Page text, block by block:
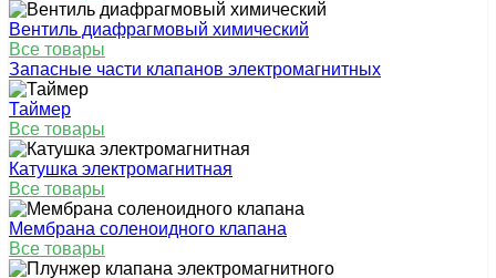
Вентиль диафрагмовый химический
Все товары
Запасные части клапанов электромагнитных
Таймер
Все товары
Катушка электромагнитная
Все товары
Мембрана соленоидного клапана
Все товары